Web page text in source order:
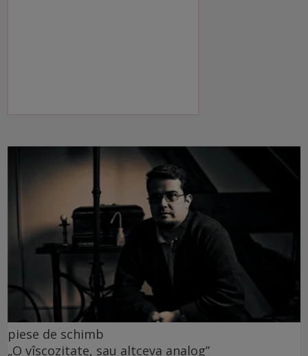
piese de schimb
„O vîscozitate, sau altceva analog”